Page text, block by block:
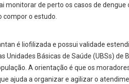
monitorar de perto os casos de
compor o estudo.
é liofilizada e possui validade
Unidades Básicas de Saúde (UBSs)
A orientação é que os
ajuda a organizar e agilizar o